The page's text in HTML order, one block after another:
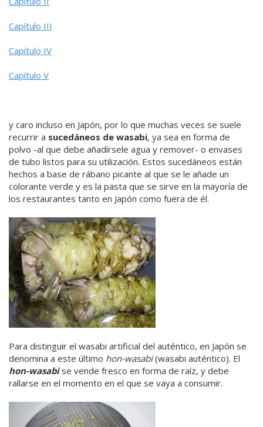
Capítulo III
Capítulo IV
Capítulo V
y caro incluso en Japón, por lo que muchas veces se suele
recurrir a sucedáneos de wasabi, ya sea en forma de
polvo -al que debe añadírsele agua y remover- o envases
de tubo listos para su utilización. Estos sucedáneos están
hechos a base de rábano picante al que se le añade un
colorante verde y es la pasta que se sirve en la mayoría de
los restaurantes tanto en Japón como fuera de él.
Para distinguir el wasabi artificial del auténtico, en Japón se
denomina a este último hon-wasabi(wasabi auténtico). El
hon-wasabise vende fresco en forma de raíz, y debe
rallarse en el momento en el que se vaya a consumir.